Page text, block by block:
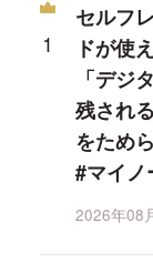
セルフ
ドが使
「デジ
残され
をため
#マイノ
2026年08